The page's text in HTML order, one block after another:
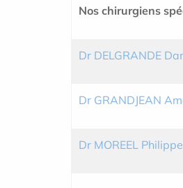
Nos chirurgiens
Dr DELGRANDE
Dr GRANDJEAN
Dr MOREEL Philippe